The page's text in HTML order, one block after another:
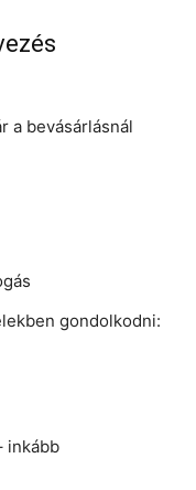
a bevásárlásnál
gondolkodni:
inkább